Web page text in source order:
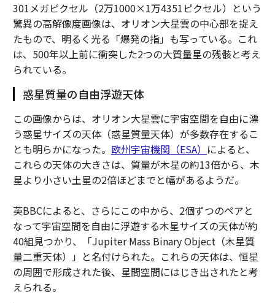
301メガピクセル（2万1000×1万4351ピクセル）という
驚異の高解像度画像は、オリオン大星雲の中心部を捉え
たもので、明るく光る「爆発の指」も写っている。これ
は、500年以上前に衝突した2つの大質量星の残骸と考え
られている。
惑星質量の自由浮遊天体
この画像からは、オリオン大星雲に宇宙空間を自由に漂
う惑星サイズの天体（惑星質量天体）が多数存在するこ
とも明らかになった。 欧州宇宙機関（ESA） によると、
これらの天体の大きさは、質量が木星の約13倍から、木
星より小さい土星の2倍ほどまでと幅があるようだ。
英BBCによると、さらにこの中から、2個ずつのペアと
なって宇宙空間を自由に浮遊する木星サイズの天体が約
40組見つかり、「Jupiter Mass Binary Object（木星質
量二重天体）」と名付けられた。これらの天体は、恒星
の周囲で形成された後、星間空間にはじき出されたと考
えられる。